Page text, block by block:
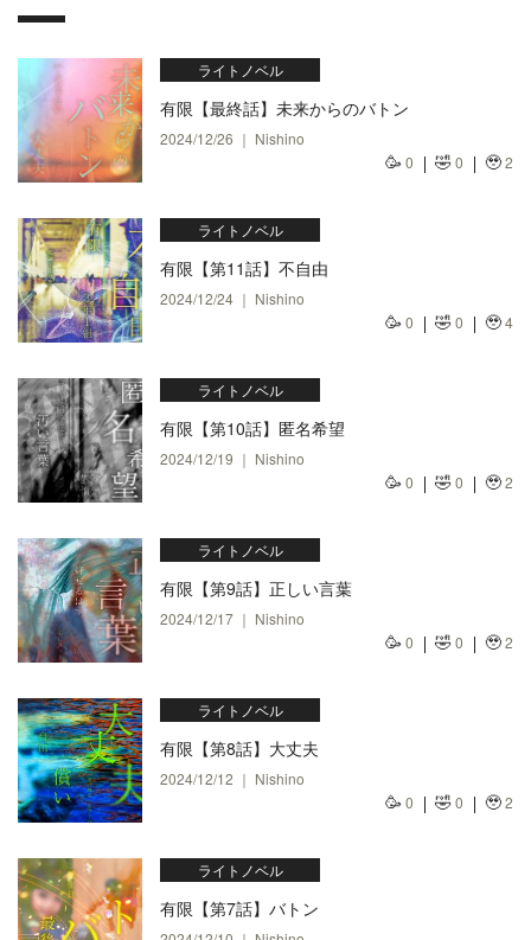
ライトノベル
有限【最終話】未来からのバトン
2024/12/26 ｜ Nishino
🥳 0 🤣0 🥹2
ライトノベル
有限【第11話】不自由
2024/12/24 ｜ Nishino
🥳 0 🤣0 🥹4
ライトノベル
有限【第10話】匿名希望
2024/12/19 ｜ Nishino
🥳 0 🤣0 🥹2
ライトノベル
有限【第9話】正しい言葉
2024/12/17 ｜ Nishino
🥳 0 🤣0 🥹2
ライトノベル
有限【第8話】大丈夫
2024/12/12 ｜ Nishino
🥳 0 🤣0 🥹2
ライトノベル
有限【第7話】バトン